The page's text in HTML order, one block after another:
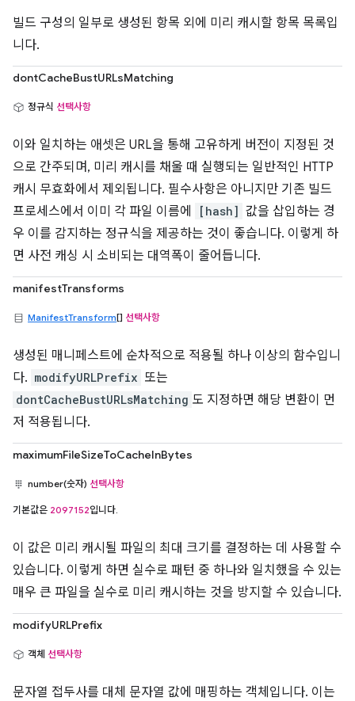
빌드 구성의 일부로 생성된 항목 외에 미리 캐시할 항목 목록입
니다.
dontCacheBustURLsMatching
정규식 선택사항
이와 일치하는 애셋은 URL을 통해 고유하게 버전이 지정된 것
으로 간주되며, 미리 캐시를 채울 때 실행되는 일반적인 HTTP
캐시 무효화에서 제외됩니다. 필수사항은 아니지만 기존 빌드
프로세스에서 이미 각 파일 이름에
[hash] 값을 삽입하는 경
우 이를 감지하는 정규식을 제공하는 것이 좋습니다. 이렇게 하
면 사전 캐싱 시 소비되는 대역폭이 줄어듭니다.
manifestTransforms
ManifestTransform[] 선택사항
생성된 매니페스트에 순차적으로 적용될 하나 이상의 함수입니
다. modifyURLPrefix 또는
dontCacheBustURLsMatching 도 지정하면 해당 변환이 먼
저 적용됩니다.
maximumFileSizeToCacheInBytes
number(숫자) 선택사항
기본값은 2097152입니다.
이 값은 미리 캐시될 파일의 최대 크기를 결정하는 데 사용할 수
있습니다. 이렇게 하면 실수로 패턴 중 하나와 일치했을 수 있는
매우 큰 파일을 실수로 미리 캐시하는 것을 방지할 수 있습니다.
modifyURLPrefix
객체 선택사항
문자열 접두사를 대체 문자열 값에 매핑하는 객체입니다. 이는